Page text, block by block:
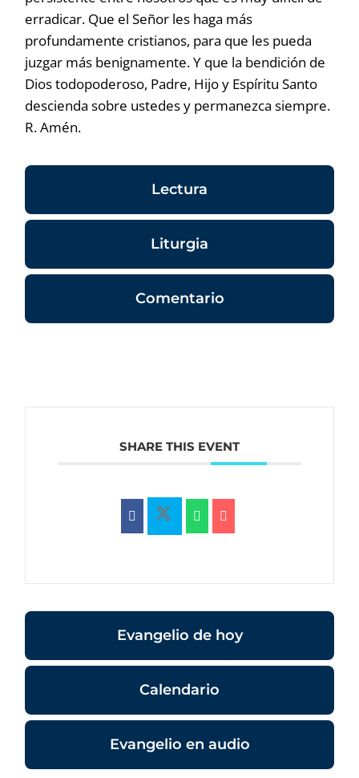
erradicar. Que el Señor les haga más
profundamente cristianos, para que les pueda
juzgar más benignamente. Y que la bendición de
Dios todopoderoso, Padre, Hijo y Espíritu Santo
descienda sobre ustedes y permanezca siempre.
R. Amén.
Lectura
Liturgia
Comentario
SHARE THIS EVENT
Evangelio de hoy
Calendario
Evangelio en audio